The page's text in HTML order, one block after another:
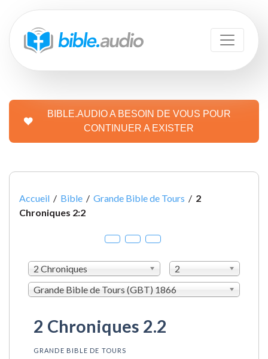
BIBLE.AUDIO A BESOIN DE VOUS POUR
CONTINUER A EXISTER
Accueil / Bible / Grande Bible de Tours / 2
Chroniques 2:2
2 Chroniques
2
Grande Bible de Tours (GBT) 1866
2 Chroniques 2.2
GRANDE BIBLE DE TOURS